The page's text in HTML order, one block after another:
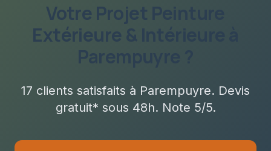
Votre Projet
Extérieure & Intérieure
17 clients satisfaits à Parempuyre. Devis
gratuit* sous 48h. Note 5/5.